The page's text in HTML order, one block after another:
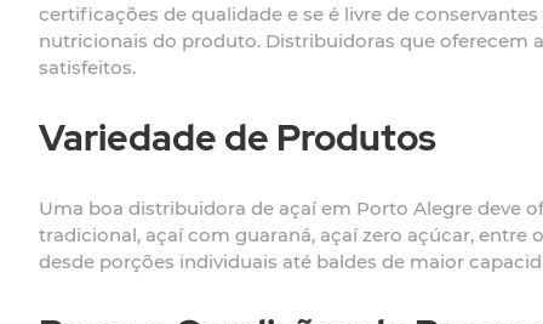
certificações de qualidade e se é livre de
nutricionais do produto. Distribuidoras que oferecem
satisfeitos.
Variedade de Produtos
Uma boa distribuidora de açaí em Porto Alegre deve
tradicional, açaí com guaraná, açaí zero açúcar,
desde porções individuais até baldes de maior